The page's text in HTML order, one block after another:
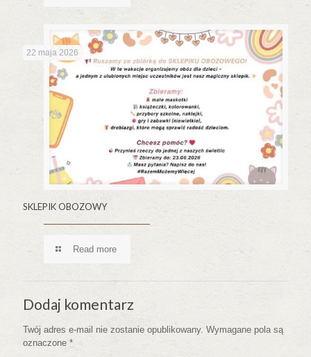
22 maja 2026
SKLEPIK OBOZOWY
Read more
Dodaj komentarz
Twój adres e-mail nie zostanie opublikowany. Wymagane pola są
oznaczone *